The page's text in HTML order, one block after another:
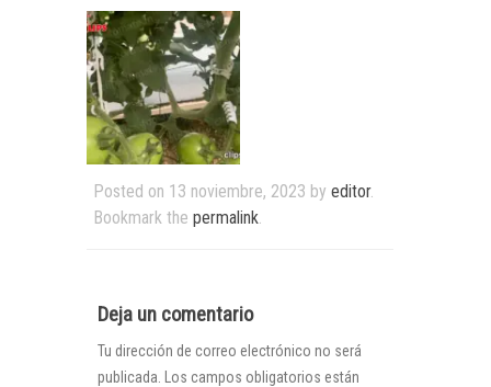
Posted on 13 noviembre, 2023 by editor.
Bookmark the permalink
Deja un comentario
Tu dirección de correo electrónico no será
publicada. Los campos obligatorios están